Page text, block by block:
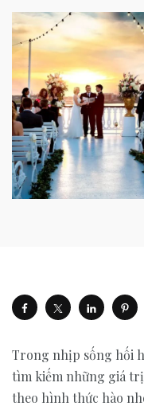
Trong nhịp sống hối
tìm kiếm những giá
theo hình thức hào